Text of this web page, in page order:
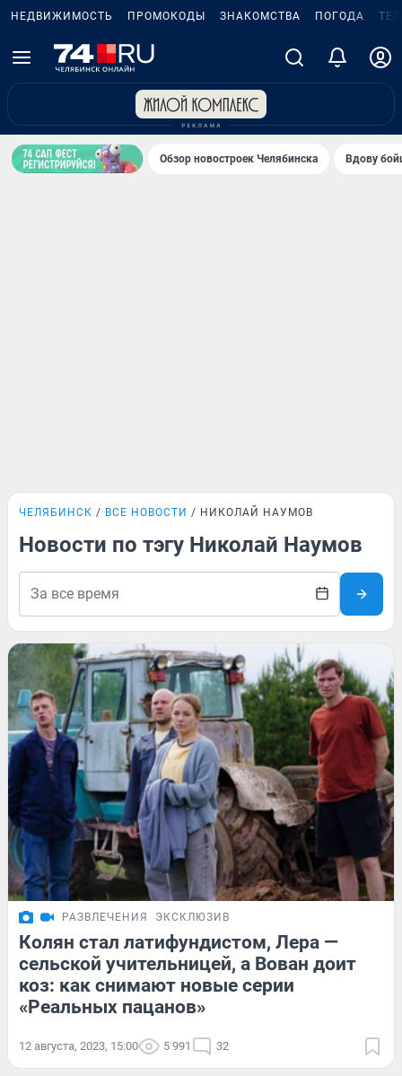
НЕДВИЖИМОСТЬ ПРОМОКОДЫ ЗНАКОМСТВА ПОГОДА
Обзор новостроек Челябинска Вдову
ЧЕЛЯБИНСК ВСЕ НОВОСТИ НИКОЛАЙ НАУМОВ
Новости по тэгу Николай Наумов
РАЗВЛЕЧЕНИЯ ЭКСКЛЮЗИВ
Колян стал латифундистом, Лера —
сельской учительницей, а Вован доит
коз: как снимают новые серии
«Реальных пацанов»
12 августа, 2023, 15:00 5 991 32